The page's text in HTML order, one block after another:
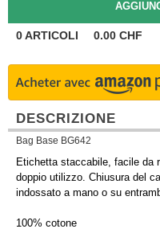
0ARTICOLI 0.00 CHF
DESCRIZIONE
Bag Base BG642
Etichetta staccabile, facile da
doppio utilizzo. Chiusura del
indossato a mano o su
100% cotone